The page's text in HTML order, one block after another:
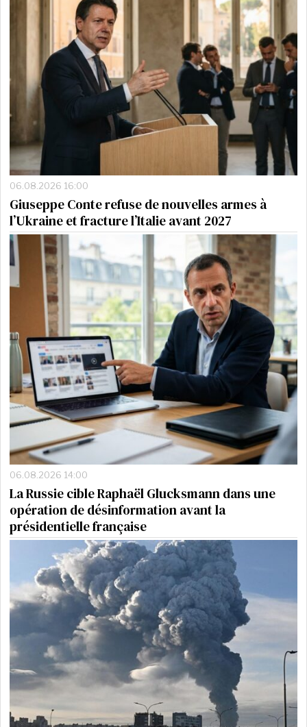
06.08.2026 16:00
Giuseppe Conte refuse de nouvelles armes à
l’Ukraine et fracture l’Italie avant 2027
06.08.2026 14:00
La Russie cible Raphaël Glucksmann dans une
opération de désinformation avant la
présidentielle française